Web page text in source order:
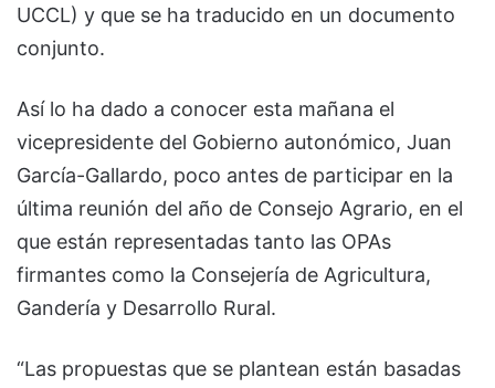
UCCL) y que se ha traducido en un documento
conjunto.
Así lo ha dado a conocer esta mañana el
vicepresidente del Gobierno autonómico, Juan
García-Gallardo, poco antes de participar en la
última reunión del año de Consejo Agrario, en el
que están representadas tanto las OPAs
firmantes como la Consejería de Agricultura,
Gandería y Desarrollo Rural.
“Las propuestas que se plantean están basadas